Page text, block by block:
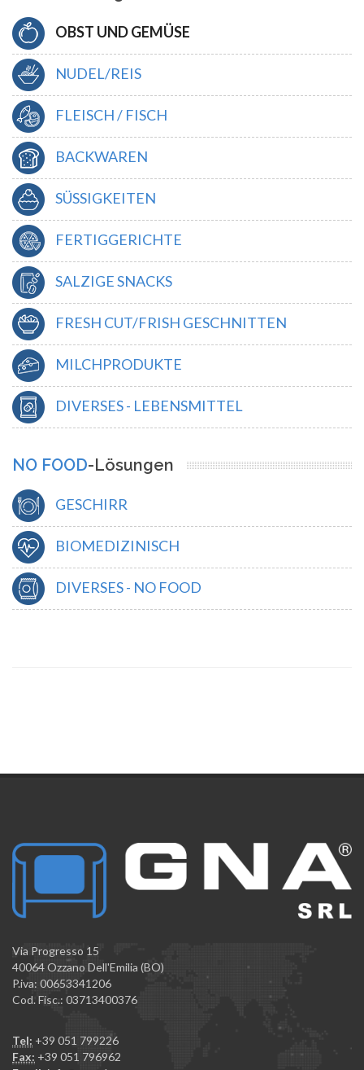
OBST UND GEMÜSE
NUDEL/REIS
FLEISCH / FISCH
BACKWAREN
SÜSSIGKEITEN
FERTIGGERICHTE
SALZIGE SNACKS
FRESH CUT/FRISH GESCHNITTEN
MILCHPRODUKTE
DIVERSES - LEBENSMITTEL
NO FOOD-Lösungen
GESCHIRR
BIOMEDIZINISCH
DIVERSES - NO FOOD
Via Progresso 15
40064 Ozzano Dell'Emilia (BO)
P.iva: 00653341206
Cod. Fisc.: 03713400376
Tel: +39 051 799226
Fax: +39 051 796962